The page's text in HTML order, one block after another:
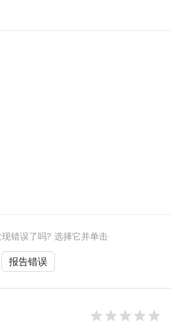
错误了吗? 选择它并单击
报告错误